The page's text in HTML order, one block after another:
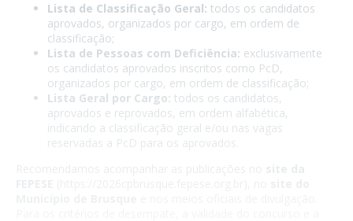
Lista de Classificação Geral: todos os candidatos
aprovados, organizados por cargo, em ordem de
classificação;
Lista de Pessoas com Deficiência: exclusivamente
os candidatos aprovados inscritos como PcD,
organizados por cargo, em ordem de classificação;
Lista Geral por Cargo: todos os candidatos,
aprovados e reprovados, em ordem alfabética,
indicando a classificação geral e/ou nas vagas
reservadas a PcD para os aprovados.